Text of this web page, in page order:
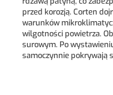
przed korozją. Corten
warunków
wilgotności powietrza.
surowym. Po
samoczynnie pokrywają